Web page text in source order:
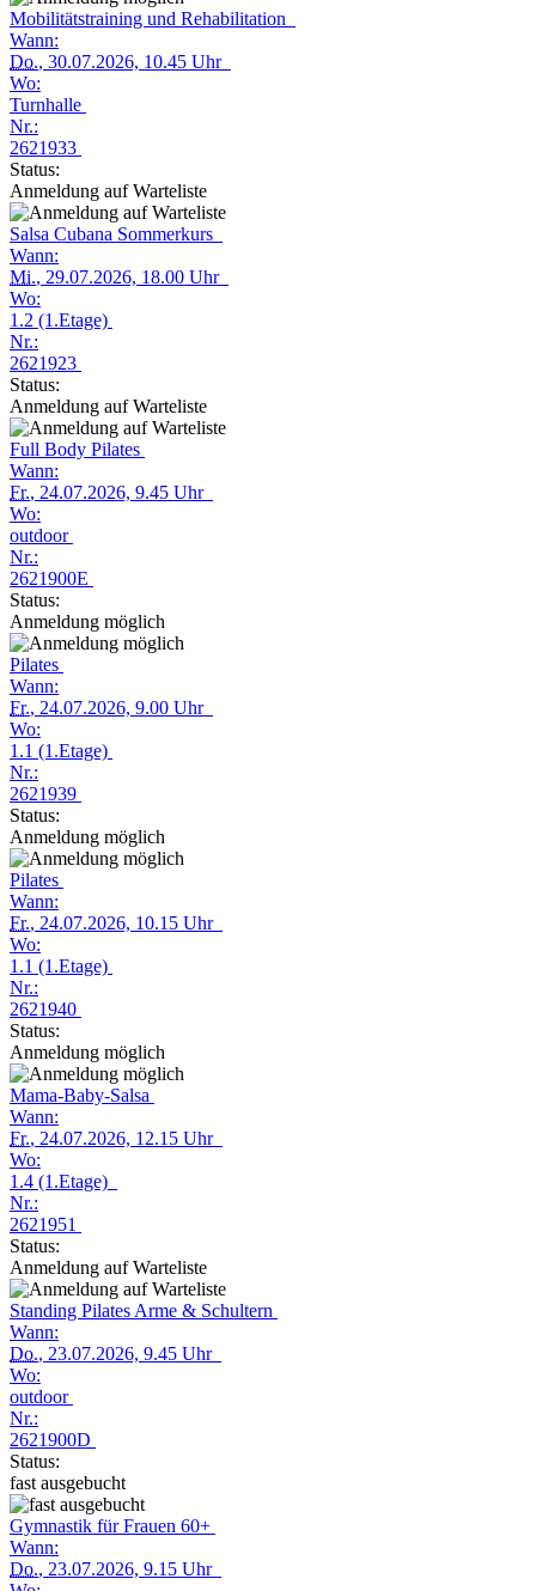
Mobilitätstraining und Rehabilitation
Wann:
Do., 30.07.2026, 10.45 Uhr
Wo:
Turnhalle
Nr.:
2621933
Status:
Anmeldung auf Warteliste
Salsa Cubana Sommerkurs
Wann:
Mi., 29.07.2026, 18.00 Uhr
Wo:
1.2 (1.Etage)
Nr.:
2621923
Status:
Anmeldung auf Warteliste
Full Body Pilates
Wann:
Fr., 24.07.2026, 9.45 Uhr
Wo:
outdoor
Nr.:
2621900E
Status:
Anmeldung möglich
Pilates
Wann:
Fr., 24.07.2026, 9.00 Uhr
Wo:
1.1 (1.Etage)
Nr.:
2621939
Status:
Anmeldung möglich
Pilates
Wann:
Fr., 24.07.2026, 10.15 Uhr
Wo:
1.1 (1.Etage)
Nr.:
2621940
Status:
Anmeldung möglich
Mama-Baby-Salsa
Wann:
Fr., 24.07.2026, 12.15 Uhr
Wo:
1.4 (1.Etage)
Nr.:
2621951
Status:
Anmeldung auf Warteliste
Standing Pilates Arme & Schultern
Wann:
Do., 23.07.2026, 9.45 Uhr
Wo:
outdoor
Nr.:
2621900D
Status:
fast ausgebucht
Gymnastik für Frauen 60+
Wann:
Do., 23.07.2026, 9.15 Uhr